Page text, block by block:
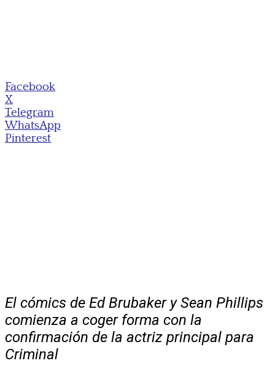
Facebook
X
Telegram
WhatsApp
Pinterest
El cómics de Ed Brubaker y Sean Phillips
comienza a coger forma con la
confirmación de la actriz principal para
Criminal